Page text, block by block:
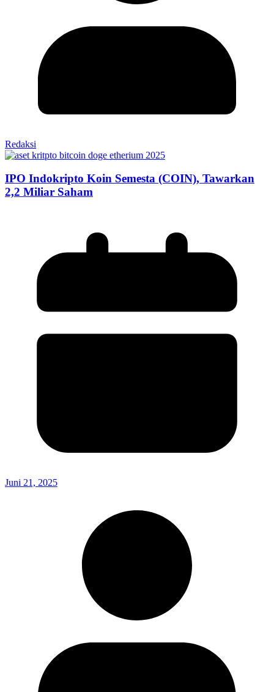
Redaksi
IPO Indokripto Koin Semesta (COIN), Tawarkan
2,2 Miliar Saham
Juni 21, 2025